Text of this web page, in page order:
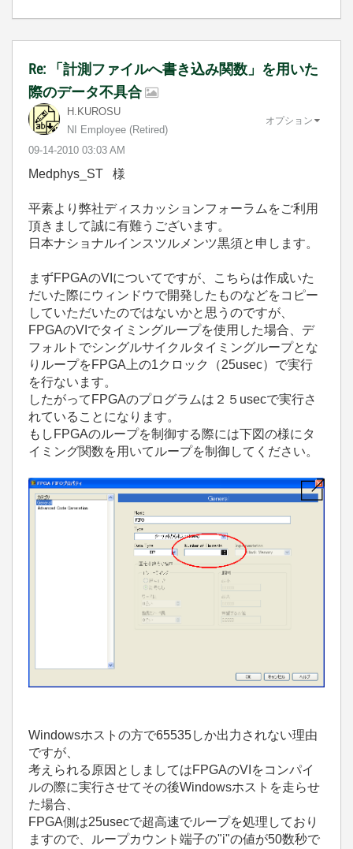
Re: 「計測ファイルへ書き込み関数」を用いた
際のデータ不具合
H.KUROSU
NI Employee (retired)
‎09-14-2010 03:03 AM
オプション
Medphys_ST 様
平素より弊社ディスカッションフォーラムをご利用
頂きまして誠に有難うございます。
日本ナショナルインスツルメンツ黒須と申します。
まずFPGAのVIについてですが、こちらは作成いた
だいた際にウィンドウで開発したものなどをコピー
していただいたのではないかと思うのですが、
FPGAのVIでタイミングループを使用した場合、デ
フォルトでシングルサイクルタイミングループとな
りループをFPGA上の1クロック（25usec）で実行
を行ないます。
したがってFPGAのプログラムは２５usecで実行さ
れていることになります。
もしFPGAのループを制御する際には下図の様にタ
イミング関数を用いてループを制御してください。
Windowsホストの方で65535しか出力されない理由
ですが、
考えられる原因としましてはFPGAのVIをコンパイ
ルの際に実行させてその後Windowsホストを走らせ
た場合、
FPGA側は25usecで超高速でループを処理しており
ますので、ループカウント端子の"i"の値が50数秒で